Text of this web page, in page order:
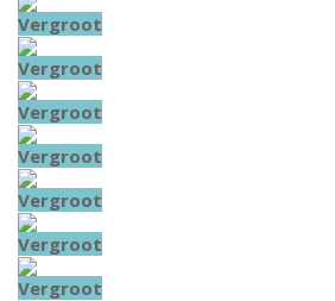
Vergroot
Vergroot
Vergroot
Vergroot
Vergroot
Vergroot
Vergroot